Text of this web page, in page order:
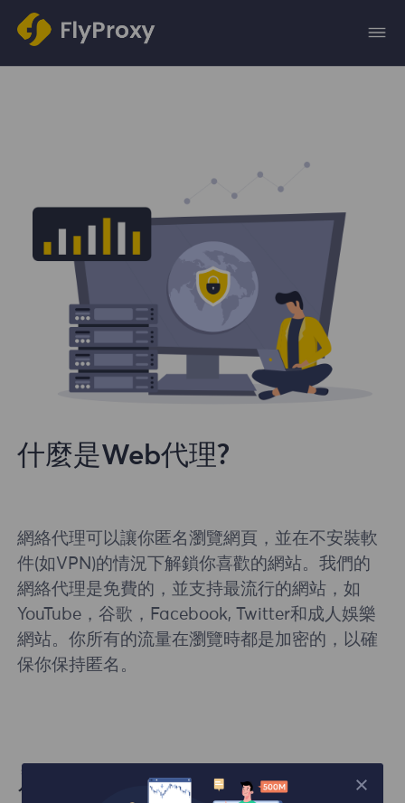
什麼是Web代理?
網絡代理可以讓你匿名瀏覽網頁，並在不安裝軟
件(如VPN)的情況下解鎖你喜歡的網站。我們的
網絡代理是免費的，並支持最流行的網站，如
YouTube，谷歌，Facebook, Twitter和成人娛樂
網站。你所有的流量在瀏覽時都是加密的，以確
保你保持匿名。
爲什麼需要Web代理?